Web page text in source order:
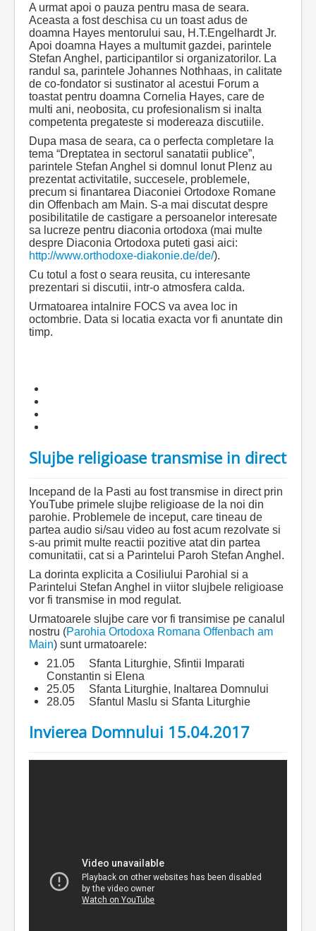
A urmat apoi o pauza pentru masa de seara.
Aceasta a fost deschisa cu un toast adus de
doamna Hayes mentorului sau, H.T.Engelhardt Jr.
Apoi doamna Hayes a multumit gazdei, parintele
Stefan Anghel, participantilor si organizatorilor. La
randul sa, parintele Johannes Nothhaas, in calitate
de co-fondator si sustinator al acestui Forum a
toastat pentru doamna Cornelia Hayes, care de
multi ani, neobosita, cu profesionalism si inalta
competenta pregateste si modereaza discutiile.
Dupa masa de seara, ca o perfecta completare la
tema “Dreptatea in sectorul sanatatii publice”,
parintele Stefan Anghel si domnul Ionut Plenz au
prezentat activitatile, succesele, problemele,
precum si finantarea Diaconiei Ortodoxe Romane
din Offenbach am Main. S-a mai discutat despre
posibilitatile de castigare a persoanelor interesate
sa lucreze pentru diaconia ortodoxa (mai multe
despre Diaconia Ortodoxa puteti gasi aici:
http://www.orthodoxe-diakonie.de/de/).
Cu totul a fost o seara reusita, cu interesante
prezentari si discutii, intr-o atmosfera calda.
Urmatoarea intalnire FOCS va avea loc in
octombrie. Data si locatia exacta vor fi anuntate din
timp.
Slujbe religioase transmise in direct
Incepand de la Pasti au fost transmise in direct prin
YouTube primele slujbe religioase de la noi din
parohie. Problemele de inceput, care tineau de
partea audio si/sau video au fost acum rezolvate si
s-au primit multe reactii pozitive atat din partea
comunitatii, cat si a Parintelui Paroh Stefan Anghel.
La dorinta explicita a Cosiliului Parohial si a
Parintelui Stefan Anghel in viitor slujbele religioase
vor fi transmise in mod regulat.
Urmatoarele slujbe care vor fi transimise pe canalul
nostru (Parohia Ortodoxa Romana Offenbach am
Main) sunt urmatoarele:
21.05 Sfanta Liturghie, Sfintii Imparati
Constantin si Elena
25.05 Sfanta Liturghie, Inaltarea Domnului
28.05 Sfantul Maslu si Sfanta Liturghie
Invierea Domnului 15.04.2017